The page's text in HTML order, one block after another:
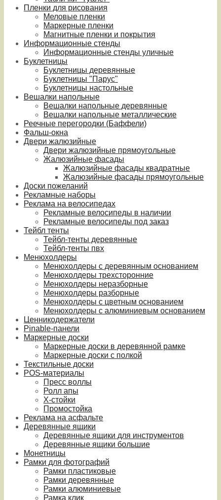
Пленки для рисования
Меловые пленки
Маркерные пленки
Магнитные пленки и покрытия
Информационные стенды
Информационные стенды уличные
Буклетницы
Буклетницы деревянные
Буклетницы "Парус"
Буклетницы настольные
Вешалки напольные
Вешалки напольные деревянные
Вешалки напольные металлические
Реечные перегородки (Баффели)
Фальш-окна
Двери жалюзийные
Двери жалюзийные прямоугольные
Жалюзийные фасады
Жалюзийные фасады квадратные
Жалюзийные фасады прямоугольные
Доски пожеланий
Рекламные наборы
Реклама на велосипедах
Рекламные велосипеды в наличии
Рекламные велосипеды под заказ
Тейбл тенты
Тейбл-тенты деревянные
Тейбл-тенты пвх
Менюхолдеры
Менюхолдеры с деревянным основанием
Менюхолдеры трехсторонние
Менюхолдеры неразборные
Менюхолдеры разборные
Менюхолдеры с цветным основанием
Менюхолдеры с алюминиевым основанием
Ценникодержатели
Pinable-панели
Маркерные доски
Маркерные доски в деревянной рамке
Маркерные доски с полкой
Текстильные доски
POS-материалы
Пресс воллы
Ролл апы
Х-стойки
Промостойка
Реклама на асфальте
Деревянные ящики
Деревянные ящики для инструментов
Деревянные ящики большие
Монетницы
Рамки для фотографий
Рамки пластиковые
Рамки деревянные
Рамки алюминиевые
Рамка клик